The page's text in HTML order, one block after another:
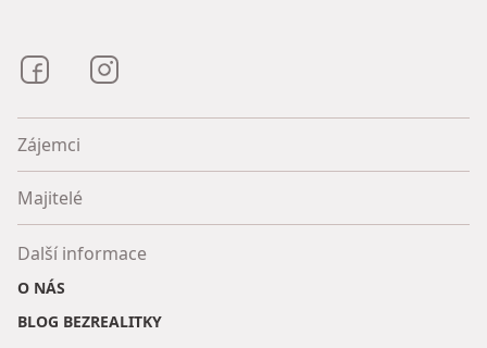
Bezrealitky na Facebooku
Zájemci
Majitelé
Další informace
O NÁS
BLOG BEZREALITKY